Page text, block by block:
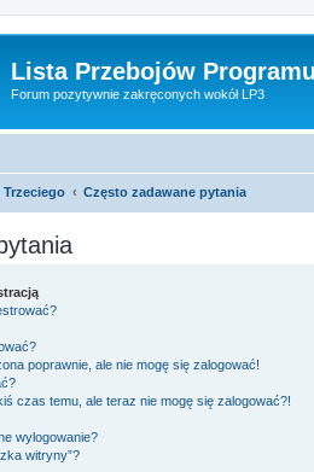
Lista Przebojów
Forum pozytywnie zakręconych wokół LP3
Często zadawane pytania
poprawnie, ale nie mogę się zalogować!
czas temu, ale teraz nie mogę się zalogować?!
wylogowanie?
witryny”?